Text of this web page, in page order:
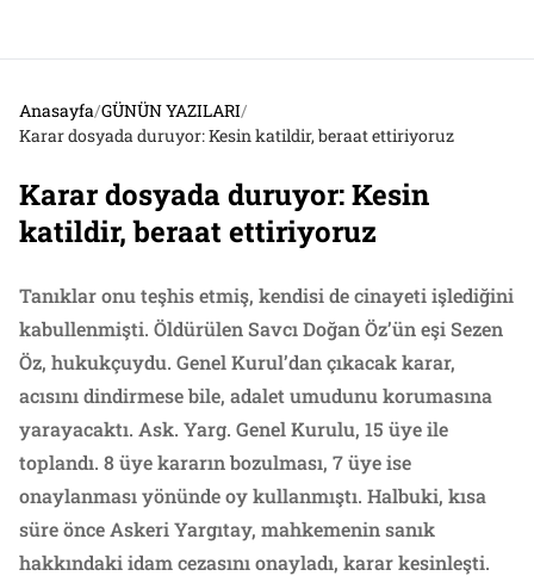
Anasayfa/GÜNÜN YAZILARI/
Karar dosyada duruyor: Kesin katildir, beraat ettiriyoruz
Karar dosyada duruyor: Kesin
katildir, beraat ettiriyoruz
Tanıklar onu teşhis etmiş, kendisi de cinayeti işlediğini
kabullenmişti. Öldürülen Savcı Doğan Öz’ün eşi Sezen
Öz, hukukçuydu. Genel Kurul’dan çıkacak karar,
acısını dindirmese bile, adalet umudunu korumasına
yarayacaktı. Ask. Yarg. Genel Kurulu, 15 üye ile
toplandı. 8 üye kararın bozulması, 7 üye ise
onaylanması yönünde oy kullanmıştı. Halbuki, kısa
süre önce Askeri Yargıtay, mahkemenin sanık
hakkındaki idam cezasını onayladı, karar kesinleşti.